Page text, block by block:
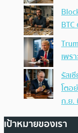
เพร
รัสเ
โตอ
ก.ย.
เป้าหมายของเรา